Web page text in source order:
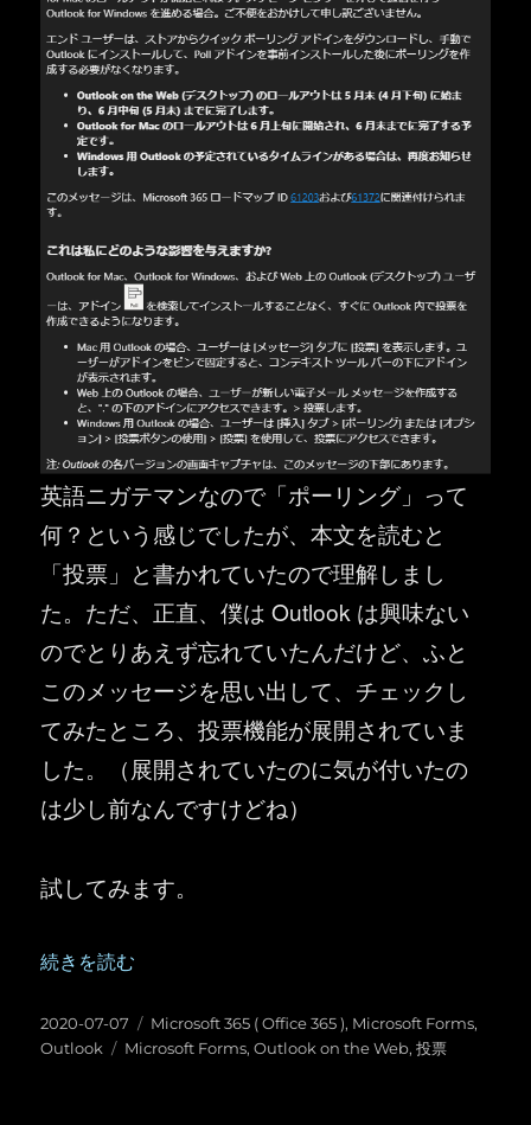
英語ニガテマンなので「ポーリング」って
何？という感じでしたが、本文を読むと
「投票」と書かれていたので理解しまし
た。ただ、正直、僕は Outlook は興味ない
のでとりあえず忘れていたんだけど、ふと
このメッセージを思い出して、チェックし
てみたところ、投票機能が展開されていま
した。（展開されていたのに気が付いたの
は少し前なんですけどね）
試してみます。
“Outlook ： Outlook on the Web のメールで投票が作成
続きを読む
投
稿
2020-07-07
カ
テ
Microsoft 365 ( Office 365 ), Microsoft Forms,
Outlook
タ
Microsoft Forms,Outlook on the Web,投票